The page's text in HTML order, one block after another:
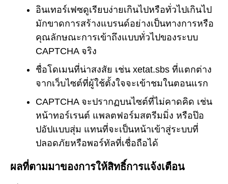
อินเทอร์เฟซดูเรียบง่ายเกินไปหรือทั่วไปเกินไป
มักขาดการสร้างแบรนด์อย่างเป็นทางการหรือ
คุณลักษณะการเข้าถึงแบบทั่วไปของระบบ
CAPTCHA จริง
ชื่อโดเมนที่น่าสงสัย เช่น xetat.sbs ที่แตกต่าง
จากเว็บไซต์ที่ผู้ใช้ตั้งใจจะเข้าชมในตอนแรก
CAPTCHA จะปรากฏบนไซต์ที่ไม่คาดคิด เช่น
หน้าทอร์เรนต์ แพลตฟอร์มสตรีมมิ่ง หรือป๊อ
ปอัปแบบสุ่ม แทนที่จะเป็นหน้าเข้าสู่ระบบที่
ปลอดภัยหรือพอร์ทัลที่เชื่อถือได้
ผลที่ตามมาของการให้สิทธิ์การแจ้งเตือน